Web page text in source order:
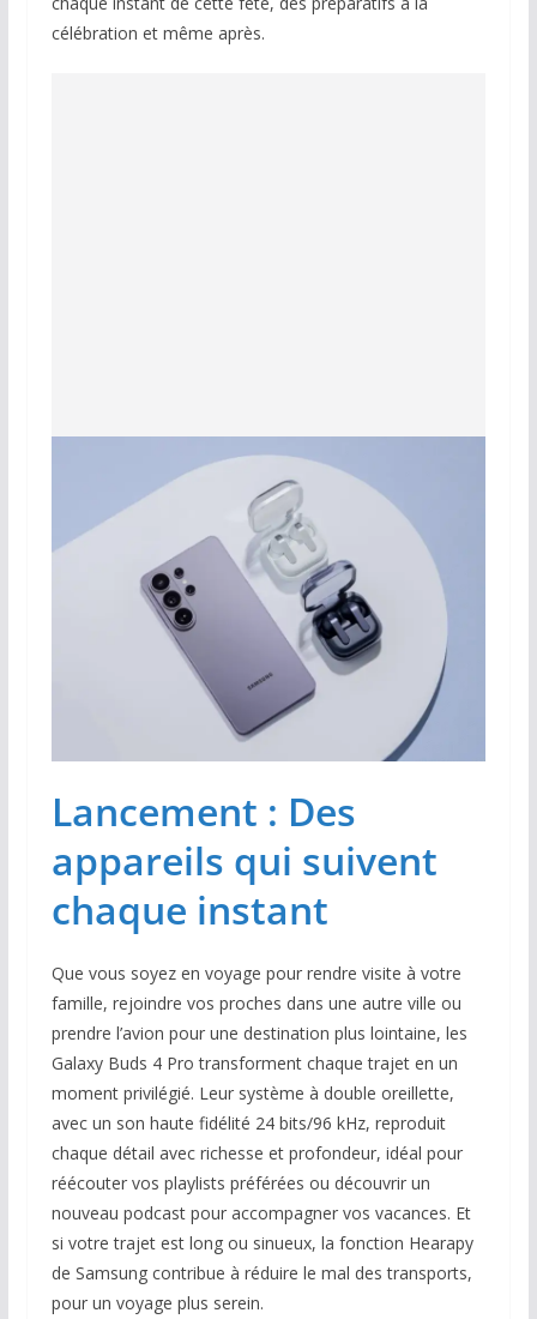
célébration et même après.
Lancement : Des
appareils qui suivent
chaque instant
Que vous soyez en voyage pour rendre visite à votre
famille, rejoindre vos proches dans une autre ville ou
prendre l’avion pour une destination plus lointaine, les
Galaxy Buds 4 Pro transforment chaque trajet en un
moment privilégié. Leur système à double oreillette,
avec un son haute fidélité 24 bits/96 kHz, reproduit
chaque détail avec richesse et profondeur, idéal pour
réécouter vos playlists préférées ou découvrir un
nouveau podcast pour accompagner vos vacances. Et
si votre trajet est long ou sinueux, la fonction Hearapy
de Samsung contribue à réduire le mal des transports,
pour un voyage plus serein.